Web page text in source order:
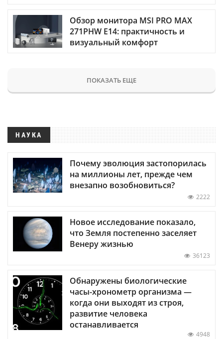
Обзор монитора MSI PRO MAX
271PHW E14: практичность и
визуальный комфорт
ПОКАЗАТЬ ЕЩЕ
НАУКА
Почему эволюция застопорилась
на миллионы лет, прежде чем
внезапно возобновиться?
2222
Новое исследование показало,
что Земля постепенно заселяет
Венеру жизнью
36123
Обнаружены биологические
часы-хронометр организма —
когда они выходят из строя,
развитие человека
останавливается
4948